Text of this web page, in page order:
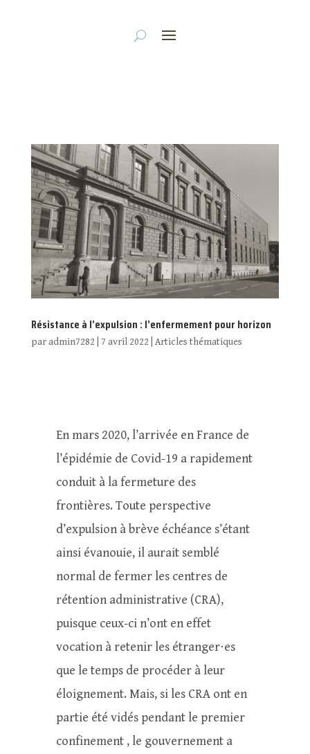
Résistance à l’expulsion : l’enfermement pour horizon
paradmin7282 7 avril 2022 Articles thématiques
En mars 2020, l’arrivée en France de
l’épidémie de Covid-19 a rapidement
conduit à la fermeture des
frontières. Toute perspective
d’expulsion à brève échéance s’étant
ainsi évanouie, il aurait semblé
normal de fermer les centres de
rétention administrative (CRA),
puisque ceux-ci n’ont en effet
vocation à retenir les étranger⋅es
que le temps de procéder à leur
éloignement. Mais, si les CRA ont en
partie été vidés pendant le premier
confinement , le gouvernement a